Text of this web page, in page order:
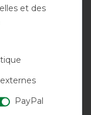
tu achètes un
Rug Bag
ne sont pas
recyclés,
En fait,
made by
produit qui a
et des
PayPal